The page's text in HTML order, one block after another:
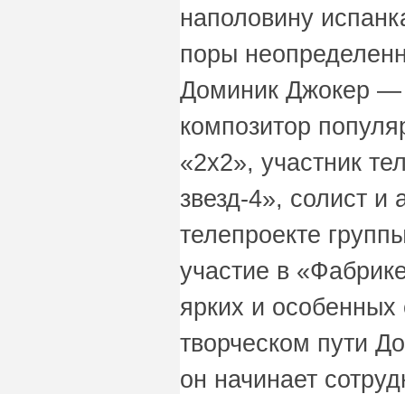
наполовину
поры
Доминик Джокер
композитор
«2x2», участник
звезд-4», солист и
телепроекте
участие в
ярких и
творческом пути
он начинает